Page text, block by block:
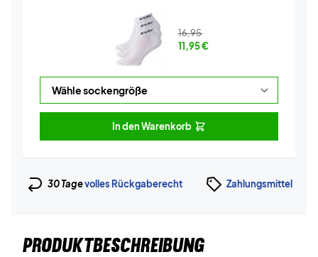
16,95
11,95€
In den Warenkorb
30 Tagevolles Rückgaberecht Zahlungsmittel
PRODUKTBESCHREIBUNG